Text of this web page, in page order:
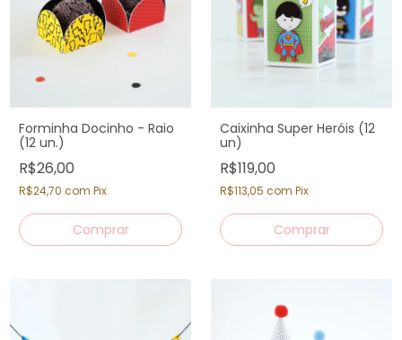
Forminha Docinho - Raio
(12 un.)
R$26,00
R$24,70 com Pix
Caixinha Super Heróis (12
un)
R$119,00
R$113,05 com Pix